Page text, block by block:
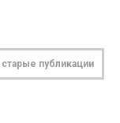
старые публикации